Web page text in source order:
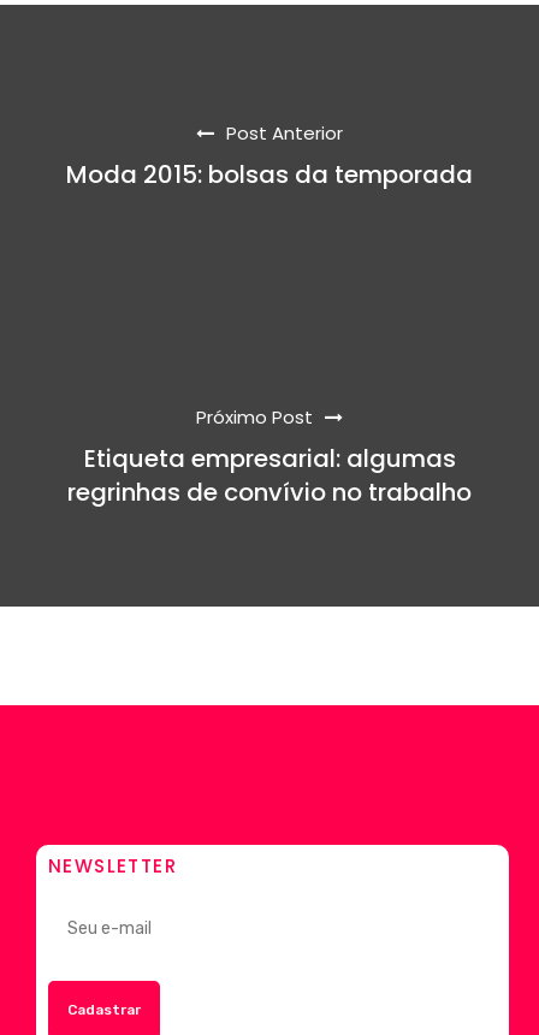
Post Anterior
Moda 2015: bolsas da temporada
Próximo Post
Etiqueta empresarial: algumas
regrinhas de convívio no trabalho
NEWSLETTER